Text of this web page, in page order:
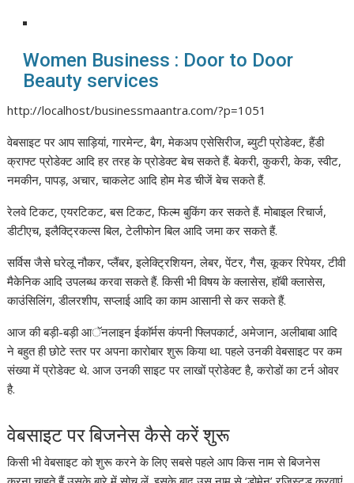
Women Business : Door to Door
Beauty services
http://localhost/businessmaantra.com/?p=1051
वेबसाइट पर आप साड़ियां, गारमेन्ट, बैग, मेकअप एसेसिरीज, ब्युटी प्रोडेक्ट, हैंडी
क्राफ्ट प्रोडेक्ट आदि हर तरह के प्रोडेक्ट बेच सकते हैं. बेकरी, कुकरी, केक, स्वीट,
नमकीन, पापड़, अचार, चाकलेट आदि होम मेड चीजें बेच सकते हैं.
रेलवे टिकट, एयरटिकट, बस टिकट, फिल्म बुकिंग कर सकते हैं. मोबाइल रिचार्ज,
डीटीएच, इलैक्ट्रिकल्स बिल, टेलीफोन बिल आदि जमा कर सकते हैं.
सर्विस जैसे घरेलू नौकर, प्लैंबर, इलेक्ट्रिशियन, लेबर, पेंटर, गैस, कूकर रिपेयर, टीवी
मैकेनिक आदि उपलब्ध करवा सकते हैं. किसी भी विषय के क्लासेस, हाॅबी क्लासेस,
काउंसिलिंग, डीलरशीप, सप्लाई आदि का काम आसानी से कर सकते हैं.
आज की बड़ी-बड़ी आॅनलाइन ईकाॅर्मस कंपनी फ्लिपकार्ट, अमेजान, अलीबाबा आदि
ने बहुत ही छोटे स्तर पर अपना कारोबार शुरू किया था. पहले उनकी वेबसाइट पर कम
संख्या में प्रोडेक्ट थे. आज उनकी साइट पर लाखों प्रोडेक्ट है, करोडों का टर्न ओवर
है.
वेबसाइट पर बिजनेस कैसे करें शुरू
किसी भी वेबसाइट को शुरू करने के लिए सबसे पहले आप किस नाम से बिजनेस